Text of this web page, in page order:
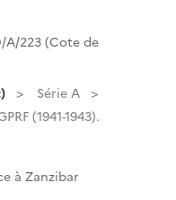
A/223 (Cote de
Série A
(1941-1943).
à Zanzibar